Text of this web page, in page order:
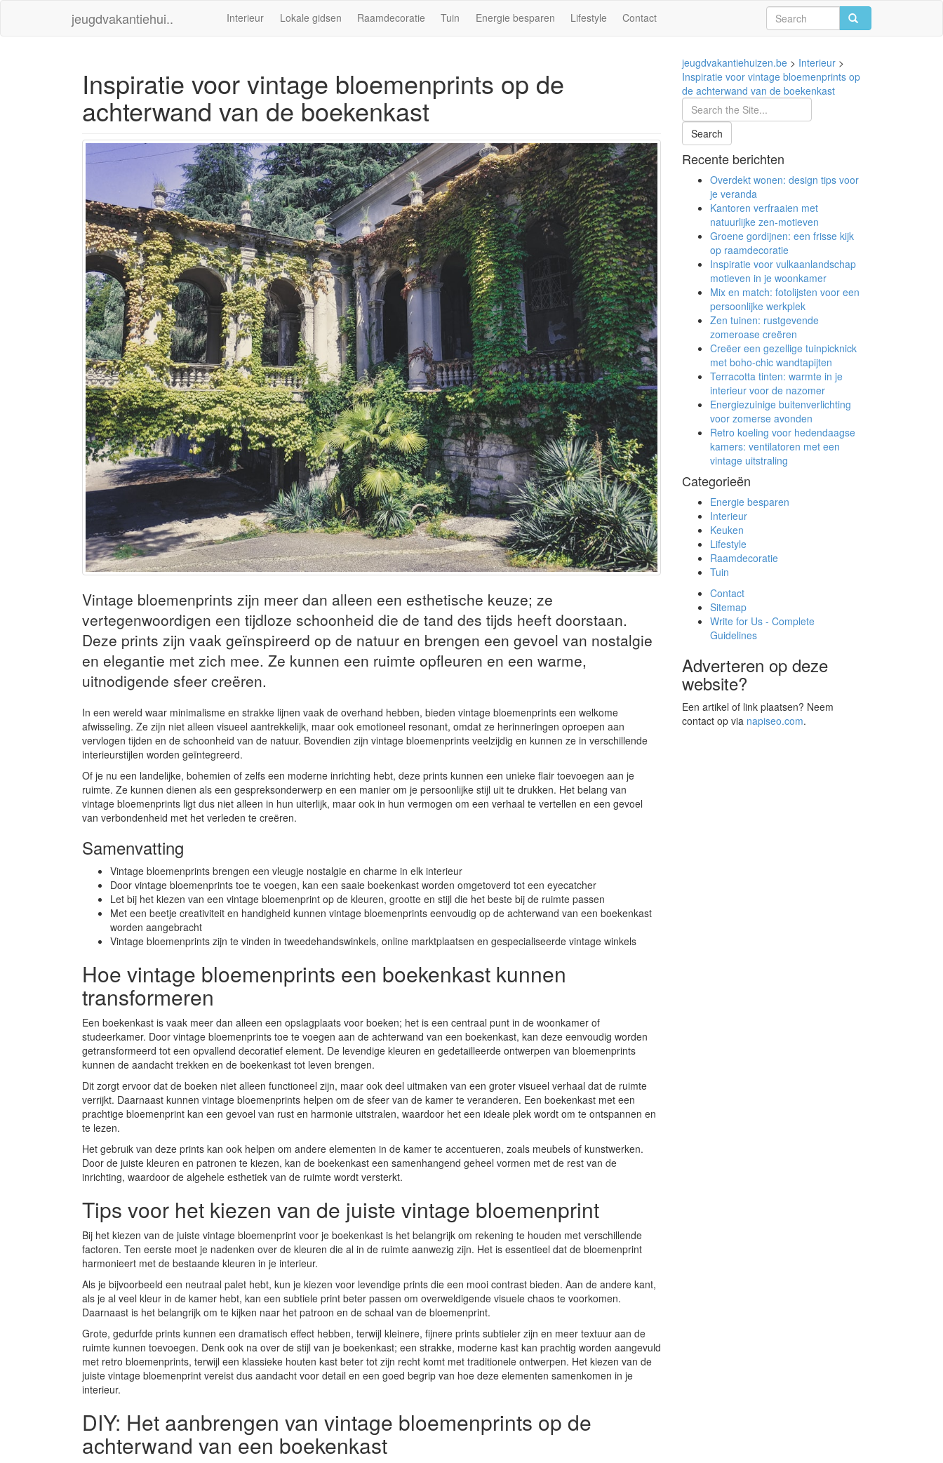
jeugdvakantiehui.. Interieur Lokale gidsen Raamdecoratie Tuin Energie besparen Lifestyle Contact
Inspiratie voor vintage bloemenprints op de
achterwand van de boekenkast
Vintage bloemenprints zijn meer dan alleen een esthetische keuze; ze
vertegenwoordigen een tijdloze schoonheid die de tand des tijds heeft doorstaan.
Deze prints zijn vaak geïnspireerd op de natuur en brengen een gevoel van nostalgie
en elegantie met zich mee. Ze kunnen een ruimte opfleuren en een warme,
uitnodigende sfeer creëren.
In een wereld waar minimalisme en strakke lijnen vaak de overhand hebben, bieden vintage bloemenprints een welkome
afwisseling. Ze zijn niet alleen visueel aantrekkelijk, maar ook emotioneel resonant, omdat ze herinneringen oproepen aan
vervlogen tijden en de schoonheid van de natuur. Bovendien zijn vintage bloemenprints veelzijdig en kunnen ze in verschillende
interieurstijlen worden geïntegreerd.
Of je nu een landelijke, bohemien of zelfs een moderne inrichting hebt, deze prints kunnen een unieke flair toevoegen aan je
ruimte. Ze kunnen dienen als een gespreksonderwerp en een manier om je persoonlijke stijl uit te drukken. Het belang van
vintage bloemenprints ligt dus niet alleen in hun uiterlijk, maar ook in hun vermogen om een verhaal te vertellen en een gevoel
van verbondenheid met het verleden te creëren.
Samenvatting
Vintage bloemenprints brengen een vleugje nostalgie en charme in elk interieur
Door vintage bloemenprints toe te voegen, kan een saaie boekenkast worden omgetoverd tot een eyecatcher
Let bij het kiezen van een vintage bloemenprint op de kleuren, grootte en stijl die het beste bij de ruimte passen
Met een beetje creativiteit en handigheid kunnen vintage bloemenprints eenvoudig op de achterwand van een boekenkast
worden aangebracht
Vintage bloemenprints zijn te vinden in tweedehandswinkels, online marktplaatsen en gespecialiseerde vintage winkels
Hoe vintage bloemenprints een boekenkast kunnen
transformeren
Een boekenkast is vaak meer dan alleen een opslagplaats voor boeken; het is een centraal punt in de woonkamer of
studeerkamer. Door vintage bloemenprints toe te voegen aan de achterwand van een boekenkast, kan deze eenvoudig worden
getransformeerd tot een opvallend decoratief element. De levendige kleuren en gedetailleerde ontwerpen van bloemenprints
kunnen de aandacht trekken en de boekenkast tot leven brengen.
Dit zorgt ervoor dat de boeken niet alleen functioneel zijn, maar ook deel uitmaken van een groter visueel verhaal dat de ruimte
verrijkt. Daarnaast kunnen vintage bloemenprints helpen om de sfeer van de kamer te veranderen. Een boekenkast met een
prachtige bloemenprint kan een gevoel van rust en harmonie uitstralen, waardoor het een ideale plek wordt om te ontspannen en
te lezen.
Het gebruik van deze prints kan ook helpen om andere elementen in de kamer te accentueren, zoals meubels of kunstwerken.
Door de juiste kleuren en patronen te kiezen, kan de boekenkast een samenhangend geheel vormen met de rest van de
inrichting, waardoor de algehele esthetiek van de ruimte wordt versterkt.
Tips voor het kiezen van de juiste vintage bloemenprint
Bij het kiezen van de juiste vintage bloemenprint voor je boekenkast is het belangrijk om rekening te houden met verschillende
factoren. Ten eerste moet je nadenken over de kleuren die al in de ruimte aanwezig zijn. Het is essentieel dat de bloemenprint
harmonieert met de bestaande kleuren in je interieur.
Als je bijvoorbeeld een neutraal palet hebt, kun je kiezen voor levendige prints die een mooi contrast bieden. Aan de andere kant,
als je al veel kleur in de kamer hebt, kan een subtiele print beter passen om overweldigende visuele chaos te voorkomen.
Daarnaast is het belangrijk om te kijken naar het patroon en de schaal van de bloemenprint.
Grote, gedurfde prints kunnen een dramatisch effect hebben, terwijl kleinere, fijnere prints subtieler zijn en meer textuur aan de
ruimte kunnen toevoegen. Denk ook na over de stijl van je boekenkast; een strakke, moderne kast kan prachtig worden aangevuld
met retro bloemenprints, terwijl een klassieke houten kast beter tot zijn recht komt met traditionele ontwerpen. Het kiezen van de
juiste vintage bloemenprint vereist dus aandacht voor detail en een goed begrip van hoe deze elementen samenkomen in je
interieur.
DIY: Het aanbrengen van vintage bloemenprints op de
achterwand van een boekenkast
jeugdvakantiehuizen.be > Interieur >
Inspiratie voor vintage bloemenprints op
de achterwand van de boekenkast
Recente berichten
Overdekt wonen: design tips voor
je veranda
Kantoren verfraaien met
natuurlijke zen-motieven
Groene gordijnen: een frisse kijk
op raamdecoratie
Inspiratie voor vulkaanlandschap
motieven in je woonkamer
Mix en match: fotolijsten voor een
persoonlijke werkplek
Zen tuinen: rustgevende
zomeroase creëren
Creëer een gezellige tuinpicknick
met boho-chic wandtapijten
Terracotta tinten: warmte in je
interieur voor de nazomer
Energiezuinige buitenverlichting
voor zomerse avonden
Retro koeling voor hedendaagse
kamers: ventilatoren met een
vintage uitstraling
Categorieën
Energie besparen
Interieur
Keuken
Lifestyle
Raamdecoratie
Tuin
Contact
Sitemap
Write for Us - Complete
Guidelines
Adverteren op deze
website?
Een artikel of link plaatsen? Neem
contact op via napiseo.com.